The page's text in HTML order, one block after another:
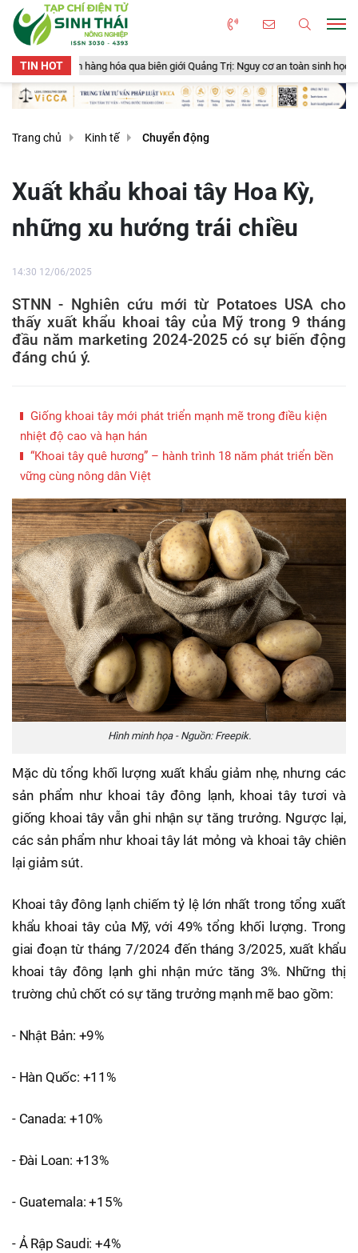
TIN HOT
qua biên giới Quảng Trị: Nguy cơ an toàn sinh học, an toàn thực phẩm từ
Trang chủ Kinh tế Chuyển động
Xuất khẩu khoai tây Hoa Kỳ,
những xu hướng trái chiều
14:30 12/06/2025
STNN - Nghiên cứu mới từ Potatoes USA cho
thấy xuất khẩu khoai tây của Mỹ trong 9 tháng
đầu năm marketing 2024-2025 có sự biến động
đáng chú ý.
Giống khoai tây mới phát triển mạnh mẽ trong điều kiện
nhiệt độ cao và hạn hán
“Khoai tây quê hương” – hành trình 18 năm phát triển bền
vững cùng nông dân Việt
Hình minh họa - Nguồn: Freepik.
Mặc dù tổng khối lượng xuất khẩu giảm nhẹ, nhưng các
sản phẩm như khoai tây đông lạnh, khoai tây tươi và
giống khoai tây vẫn ghi nhận sự tăng trưởng. Ngược lại,
các sản phẩm như khoai tây lát mỏng và khoai tây chiên
lại giảm sút.
Khoai tây đông lạnh chiếm tỷ lệ lớn nhất trong tổng xuất
khẩu khoai tây của Mỹ, với 49% tổng khối lượng. Trong
giai đoạn từ tháng 7/2024 đến tháng 3/2025, xuất khẩu
khoai tây đông lạnh ghi nhận mức tăng 3%. Những thị
trường chủ chốt có sự tăng trưởng mạnh mẽ bao gồm:
- Nhật Bản: +9%
- Hàn Quốc: +11%
- Canada: +10%
- Đài Loan: +13%
- Guatemala: +15%
- Ả Rập Saudi: +4%